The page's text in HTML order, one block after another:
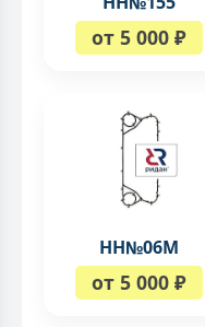
от 5 000 ₽
НН№06М
от 5 000 ₽